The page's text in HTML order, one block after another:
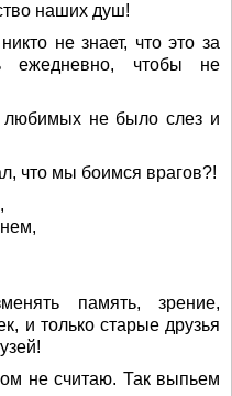
наших душ!
не знает, что это за
чтобы не
любимых не было слез и
что мы боимся врагов?!
память, зрение,
и только старые друзья
не считаю. Так выпьем